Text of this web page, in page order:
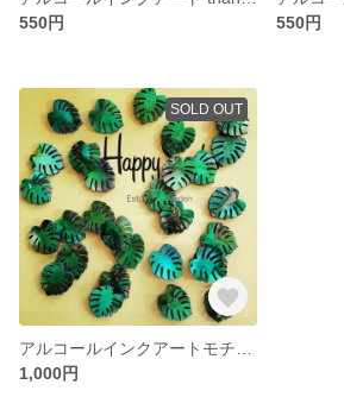
550円
550円
SOLD OUT
1,000円